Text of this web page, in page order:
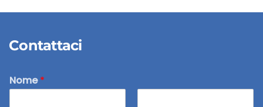
Contattaci
Nome*